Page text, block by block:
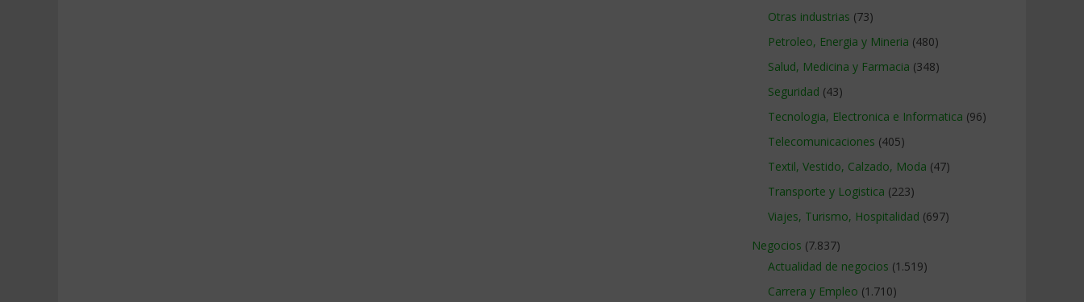
Otras industrias (73)
Petroleo, Energia y Mineria (480)
Salud, Medicina y Farmacia (348)
Seguridad (43)
Tecnologia, Electronica e Informatica (96)
Telecomunicaciones (405)
Textil, Vestido, Calzado, Moda (47)
Transporte y Logistica (223)
Viajes, Turismo, Hospitalidad (697)
Negocios (7.837)
Actualidad de negocios (1.519)
Carrera y Empleo (1.710)